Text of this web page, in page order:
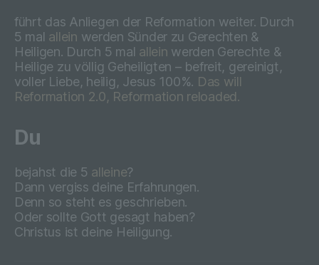
führt das Anliegen der Reformation weiter. Durch
5 mal allein werden Sünder zu Gerechten &
Heiligen. Durch 5 mal allein werden Gerechte &
Heilige zu völlig Geheiligten – befreit, gereinigt,
voller Liebe, heilig, Jesus 100%. Das will
Reformation 2.0, Reformation reloaded.
Du
bejahst die 5 alleine?
Dann vergiss deine Erfahrungen.
Denn so steht es geschrieben.
Oder sollte Gott gesagt haben?
Christus ist deine Heiligung.
Götzenbergstr. 25
74889 Sinsheim
Deutschland
+49 7265 6 88 90 89
E-Mail: heiligdemherrn@gmx.de
Die Internetseiten verwenden teilweise so
genannte Cookies, LocalStorage und
SessionStorage. Dies dient dazu, unser
Angebot nutzerfreundlicher, effektiver und